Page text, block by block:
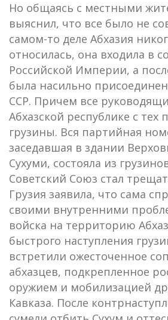
Но общаясь с местными
выяснил, что все было не
самом-то деле Абхазия
относилась, она входила в
Российской Империи, а
была насильно
ССР. Причем все
Абхазской республике с тех
грузины. Вся партийная
заседавшая в здании
Сухуми, состояла из
Советский Союз стал
Грузия заявила, что сама
своими внутренними
войска на территорию
быстрого наступления
встретили ожесточенное
абхазцев, подкрепленное
оружием и мобилизацией
Кавказа. После